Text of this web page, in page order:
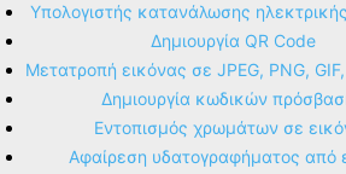
Υπολογιστής κατανάλωσης
Δημιουργία QR Code
Μετατροπή εικόνας σε JPEG, PNG,
Δημιουργία κωδικών
Εντοπισμός χρωμάτων σε
Αφαίρεση υδατογραφήματος από